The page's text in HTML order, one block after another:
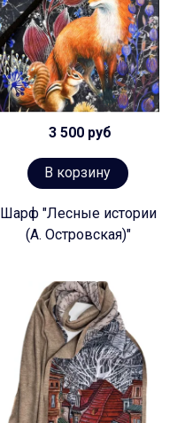
3 500 руб
В корзину
Шарф "Лесные истории
(А. Островская)"